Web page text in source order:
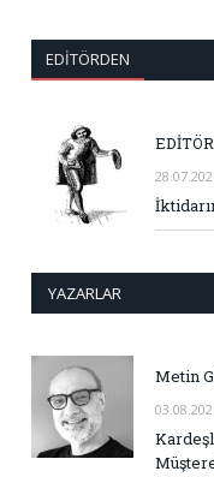
EDITÖRDEN
EDİTÖR
YAZARLAR
Metin